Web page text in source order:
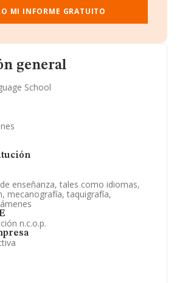
general
School
enseñanza, tales como idiomas,
mecanografía, taquigrafía,
n.c.o.p.
y Administradores.
y registral complementaria.
MI INFORME GRATUITO